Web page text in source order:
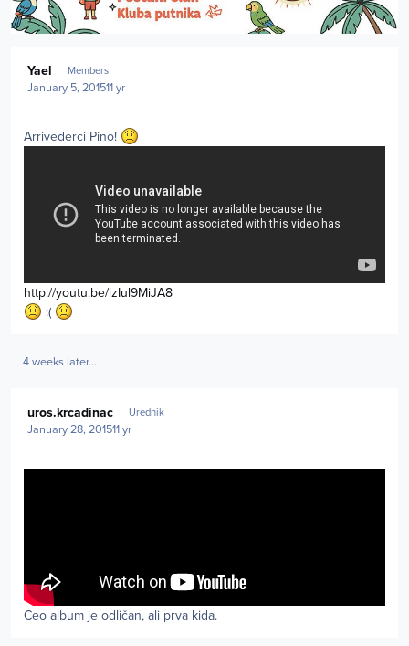
Yael Members
January 5, 201511 yr
Arrivederci Pino!
http://youtu.be/lzIul9MiJA8
:(
4 weeks later...
uros.krcadinac Urednik
January 28, 201511 yr
Ceo album je odličan, ali prva kida.